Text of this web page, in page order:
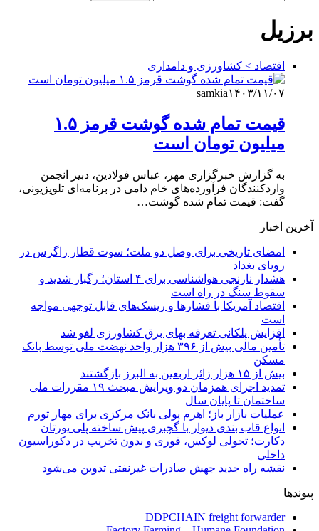
برزیل
اقتصاد > کشاورزی و دامداری
samkia۱۴۰۳/۱۱/۰۷
قیمت تمام‌ شده گوشت قرمز ۱.۵
میلیون تومان است
به گزارش خبرگزاری مهر، عباس فولادین، دبیر انجمن
واردکنندگان فرآورده‌های خام دامی در برنامه‌ای تلویزیونی،
گفت: قیمت تمام شده گوشت…
آخرین اخبار
امضای تاریخی برای وصل دو ملت؛ سوت قطار زاگرس در
رویای بغداد
هشدار نارنجی هواشناسی برای ۴ استان؛ رگبار شدید و
سقوط سنگ در راه است
اقتصاد آمریکا با فشارها و ریسک‌های قابل توجهی مواجه
است
افزایش پلکانی تعرفه بهای برق کشاورزی لغو شد
تأمین مالی بیش از ۳۹۶ هزار واحد نهضت ملی توسط بانک
مسکن
بیش از ۱۵ هزار زائر اربعین به البرز بازگشتند
تمدید اجرای همزمان دو ویرایش مبحث ۱۹ مقررات ملی
ساختمان تا پایان سال
عملیات بازار باز؛ اهرم پولی بانک مرکزی برای مهار تورم
انواع قاب بندی دیوار با گچبری پیش ساخته پلی یورتان
دکارت؛ تحولی لوکس، فوری و بدون تخریب در دکوراسیون
داخلی
نقشه راه جدید جهش صادرات غیرنفتی تدوین می‌شود
پیوندها
DDPCHAIN freight forwarder